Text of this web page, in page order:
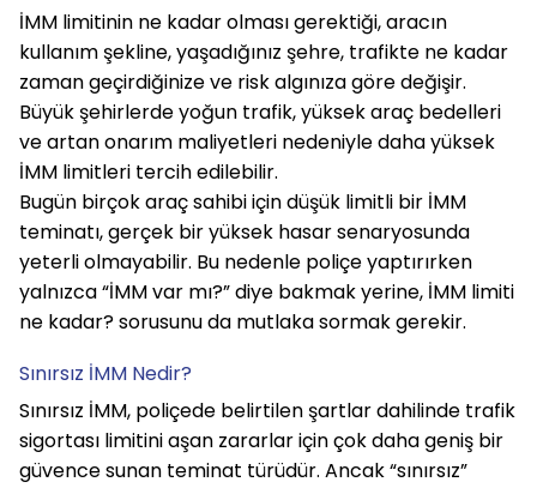
İMM limitinin ne kadar olması gerektiği, aracın
kullanım şekline, yaşadığınız şehre, trafikte ne kadar
zaman geçirdiğinize ve risk algınıza göre değişir.
Büyük şehirlerde yoğun trafik, yüksek araç bedelleri
ve artan onarım maliyetleri nedeniyle daha yüksek
İMM limitleri tercih edilebilir.
Bugün birçok araç sahibi için düşük limitli bir İMM
teminatı, gerçek bir yüksek hasar senaryosunda
yeterli olmayabilir. Bu nedenle poliçe yaptırırken
yalnızca “İMM var mı?” diye bakmak yerine, İMM limiti
ne kadar? sorusunu da mutlaka sormak gerekir.
Sınırsız İMM Nedir?
Sınırsız İMM, poliçede belirtilen şartlar dahilinde trafik
sigortası limitini aşan zararlar için çok daha geniş bir
güvence sunan teminat türüdür. Ancak “sınırsız”